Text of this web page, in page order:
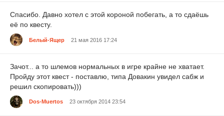
Спасибо. Давно хотел с этой короной побегать, а то сдаёшь
её по квесту.
Белый-Ящер 21 мая 2016 17:24
Зачот... а то шлемов нормальных в игре крайне не хватает.
Пройду этот квест - поставлю, типа Довакин увидел сабж и
решил скопировать)))
Dos-Muertos 23 октября 2014 23:54